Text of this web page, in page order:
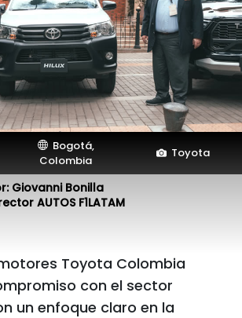
Bogotá,
Colombia
Toyota
Giovanni Bonilla
AUTOS F1LATAM
Toyota Colombia
con el sector
un enfoque claro en la